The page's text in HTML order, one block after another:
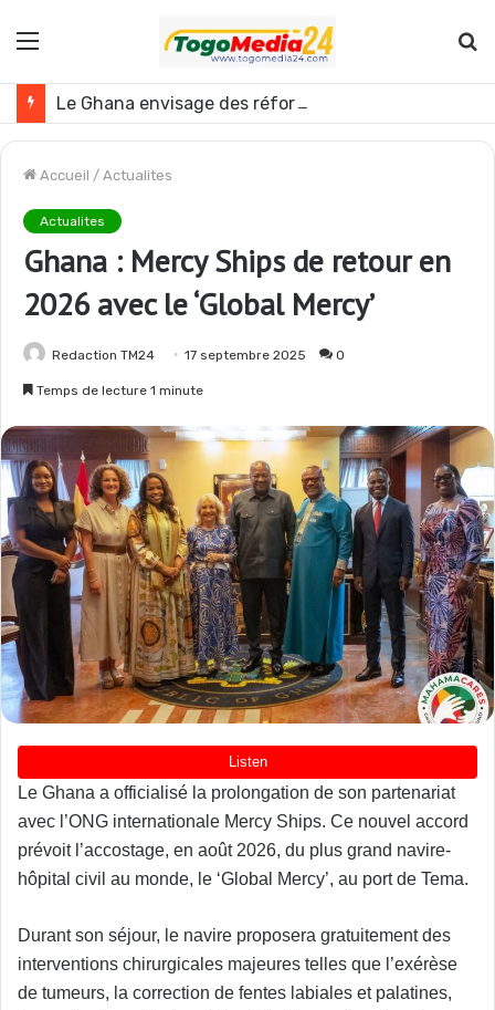
Menu
Le Ghana envisage des réformes politiques
Accueil / Actualites
Actualites
Ghana : Mercy Ships de retour en
2026 avec le ‘Global Mercy’
Redaction TM24 17 septembre 2025 0
Temps de lecture 1 minute
Le Ghana a officialisé la prolongation de son partenariat
avec l’ONG internationale Mercy Ships. Ce nouvel accord
prévoit l’accostage, en août 2026, du plus grand navire-
hôpital civil au monde, le ‘Global Mercy’, au port de Tema.
Durant son séjour, le navire proposera gratuitement des
interventions chirurgicales majeures telles que l’exérèse
de tumeurs, la correction de fentes labiales et palatines,